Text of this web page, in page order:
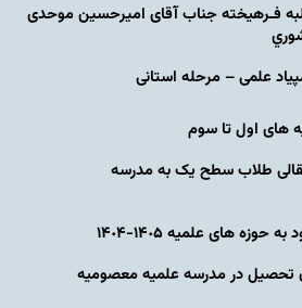
فـرهیخته جناب آقای امیرحسین موحدی
علمی – مرحله استانی
های اول تا سوم
طلاب سطح یک به مدرسه
های علمیه ١۴٠۵-١۴٠۴
تحصیل در مدرسه علمیه معصومیه